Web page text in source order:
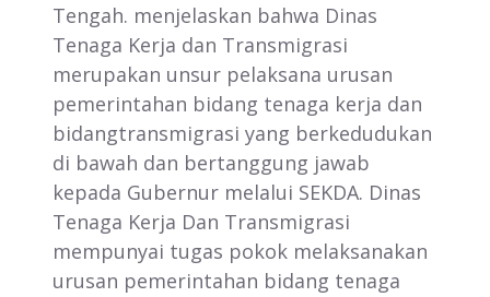
Tengah. menjelaskan bahwa Dinas
Tenaga Kerja dan Transmigrasi
merupakan unsur pelaksana urusan
pemerintahan bidang tenaga kerja dan
bidangtransmigrasi yang berkedudukan
di bawah dan bertanggung jawab
kepada Gubernur melalui SEKDA. Dinas
Tenaga Kerja Dan Transmigrasi
mempunyai tugas pokok melaksanakan
urusan pemerintahan bidang tenaga